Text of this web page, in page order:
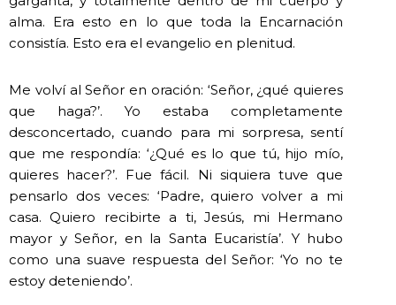
alma. Era esto en lo que toda la Encarnación
consistía. Esto era el evangelio en plenitud.
Me volví al Señor en oración: ‘Señor, ¿qué quieres
que haga?’. Yo estaba completamente
desconcertado, cuando para mi sorpresa, sentí
que me respondía: ‘¿Qué es lo que tú, hijo mío,
quieres hacer?’. Fue fácil. Ni siquiera tuve que
pensarlo dos veces: ‘Padre, quiero volver a mi
casa. Quiero recibirte a ti, Jesús, mi Hermano
mayor y Señor, en la Santa Eucaristía’. Y hubo
como una suave respuesta del Señor: ‘Yo no te
estoy deteniendo’.